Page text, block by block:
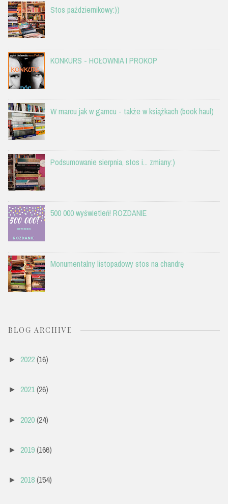
Stos październikowy:))
KONKURS - HOŁOWNIA I PROKOP
W marcu jak w garncu - także w książkach (book haul)
Podsumowanie sierpnia, stos i... zmiany:)
500 000 wyświetleń! ROZDANIE
Monumentalny listopadowy stos na chandrę
BLOG ARCHIVE
► 2022(16)
► 2021(26)
► 2020(24)
► 2019(166)
► 2018(154)